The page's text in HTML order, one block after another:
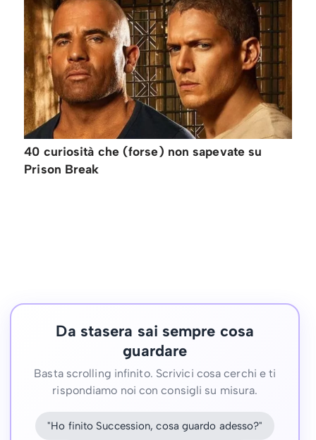
40 curiosità che (forse) non sapevate su
Prison Break
Da stasera sai sempre cosa
guardare
Basta scrolling infinito. Scrivici cosa cerchi e ti
rispondiamo noi con consigli su misura.
"Ho finito Succession, cosa guardo adesso?"